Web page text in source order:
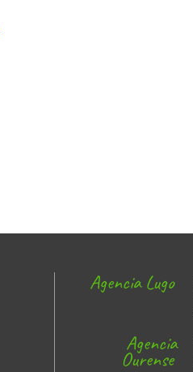
Agencia Lugo
Agencia
Ourense